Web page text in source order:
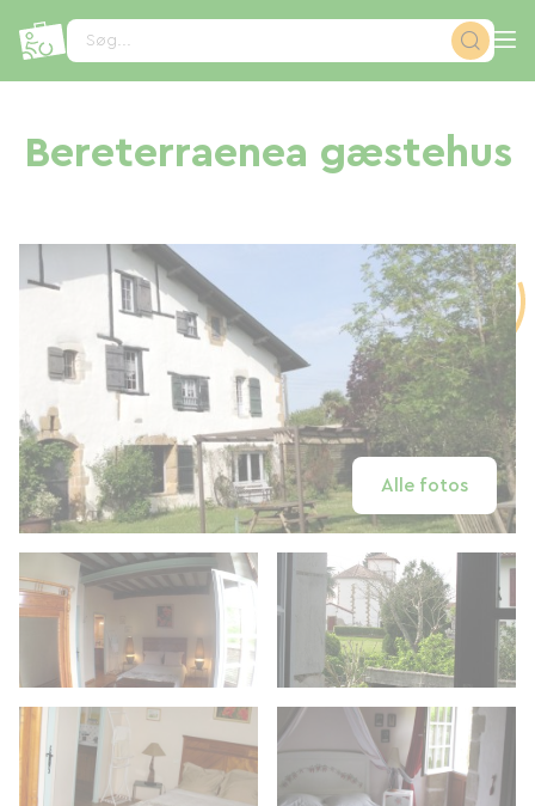
Søg...
Bereterraenea gæstehus
Alle fotos
CCookie-styringspanel